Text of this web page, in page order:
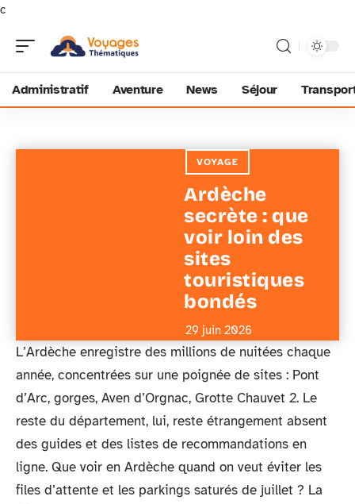
c
Administratif Aventure News Séjour
VOYAGE
Ardèche
secrète : que
voir loin des
sites
touristiques
bondés
29 juin 2026
L’Ardèche enregistre des millions de nuitées chaque
année, concentrées sur une poignée de sites : Pont
d’Arc, gorges, Aven d’Orgnac, Grotte Chauvet 2. Le
reste du département, lui, reste étrangement absent
des guides et des listes de recommandations en
ligne. Que voir en Ardèche quand on veut éviter les
files d’attente et les parkings saturés de juillet ? La